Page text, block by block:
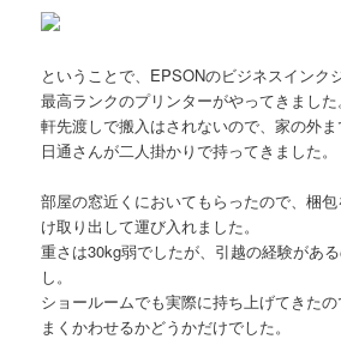
ということで、EPSONのビジネスインク
最高ランクのプリンターがやってきました。
軒先渡しで搬入はされないので、家の外ま
日通さんが二人掛かりで持ってきました。
部屋の窓近くにおいてもらったので、梱
け取り出して運び入れました。
重さは30kg弱でしたが、引越の経験があ
し。
ショールームでも実際に持ち上げてきた
まくかわせるかどうかだけでした。